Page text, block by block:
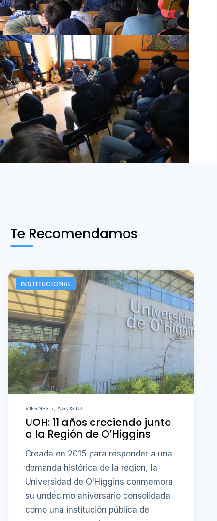
Te Recomendamos
INSTITUCIONAL
VIERNES 7, AGOSTO
UOH: 11 años creciendo junto
a la Región de O’Higgins
Creada en 2015 para responder a una
demanda histórica de la región, la
Universidad de O'Higgins conmemora
su undécimo aniversario consolidada
como una institución pública de